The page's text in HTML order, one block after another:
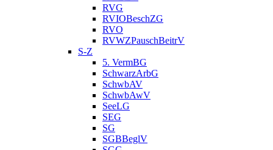
RVG
RVIOBeschZG
RVO
RVWZPauschBeitrV
S-Z
5. VermBG
SchwarzArbG
SchwbAV
SchwbAwV
SeeLG
SEG
SG
SGBBeglV